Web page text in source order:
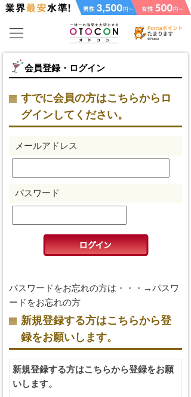
会員登録・ログイン
すでに会員の方はこちらからロ
グインしてください。
メールアドレス
パスワード
パスワードをお忘れの方は・・・→パスワ
ードをお忘れの方
新規登録する方はこちらから登
録をお願いします。
新規登録する方はこちらから登録をお願
いします。